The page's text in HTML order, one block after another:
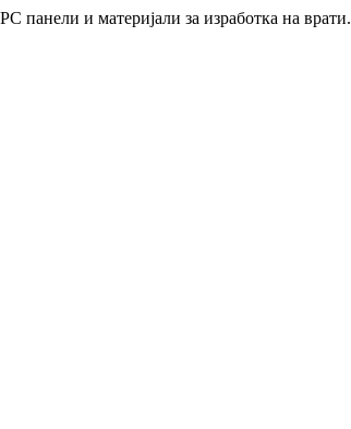
панели и материјали за изработка на врати.